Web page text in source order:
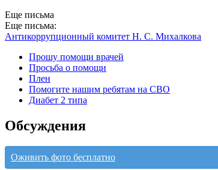
Еще письма
Еще письма:
Антикоррупционный комитет Н. С. Михалкова
Прошу помощи врачей
Просьба о помощи
Плен
Помогите нашим ребятам на СВО
Диабет 2 типа
Обсуждения
Оживить фото бесплатно